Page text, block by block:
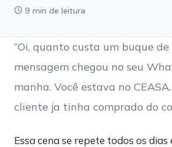
9 min de leitura
“Oi, quanto custa um buque de
mensagem chegou no seu
manha. Você estava no
cliente ja tinha comprado do
Essa cena se repete todos os